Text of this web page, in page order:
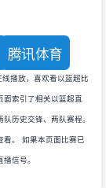
腾讯体育
播放，喜欢看以篮超比
面索引了相关以篮超直
历史交锋、两队赛程。
看。 如果本页面比赛已
信号。